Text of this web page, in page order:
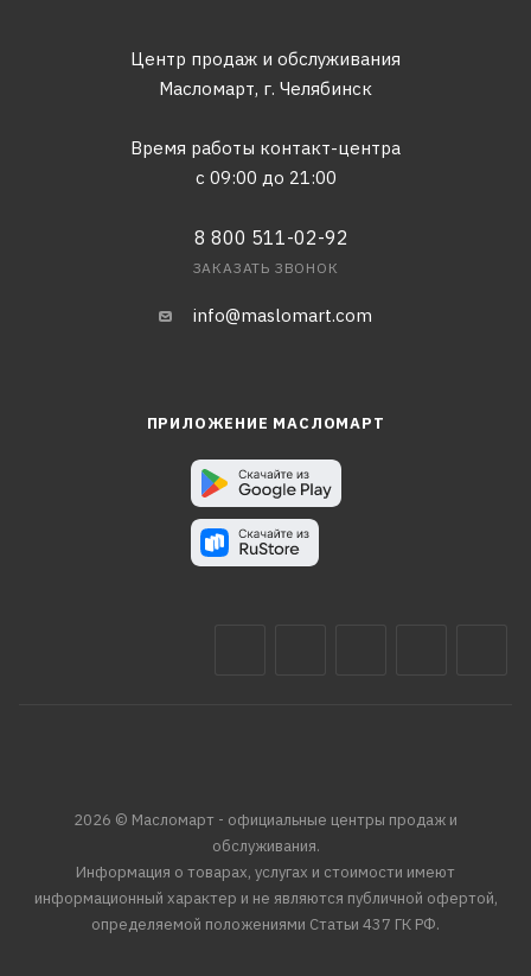
Центр продаж и обслуживания
Масломарт, г. Челябинск
Время работы контакт-центра
с 09:00 до 21:00
8 800 511-02-92
ЗАКАЗАТЬ ЗВОНОК
info@maslomart.com
ПРИЛОЖЕНИЕ МАСЛОМАРТ
2026 © Масломарт - официальные центры продаж и
обслуживания.
Информация о товарах, услугах и стоимости имеют
информационный характер и не являются публичной офертой,
определяемой положениями Статьи 437 ГК РФ.